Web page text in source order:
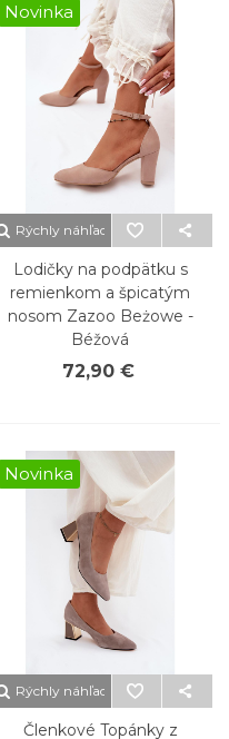
Novinka
Rýchly náhľad
Lodičky na podpätku s
remienkom a špicatým
nosom Zazoo Beżowe -
Béžová
72,90 €
Novinka
Rýchly náhľad
Členkové Topánky z